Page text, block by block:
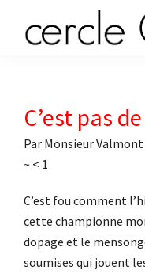
principale
O
érotique
C’est pas
Par Monsieur Valmont
~ < 1
C’est fou comment
cette championne
dopage et le
soumises qui jouent